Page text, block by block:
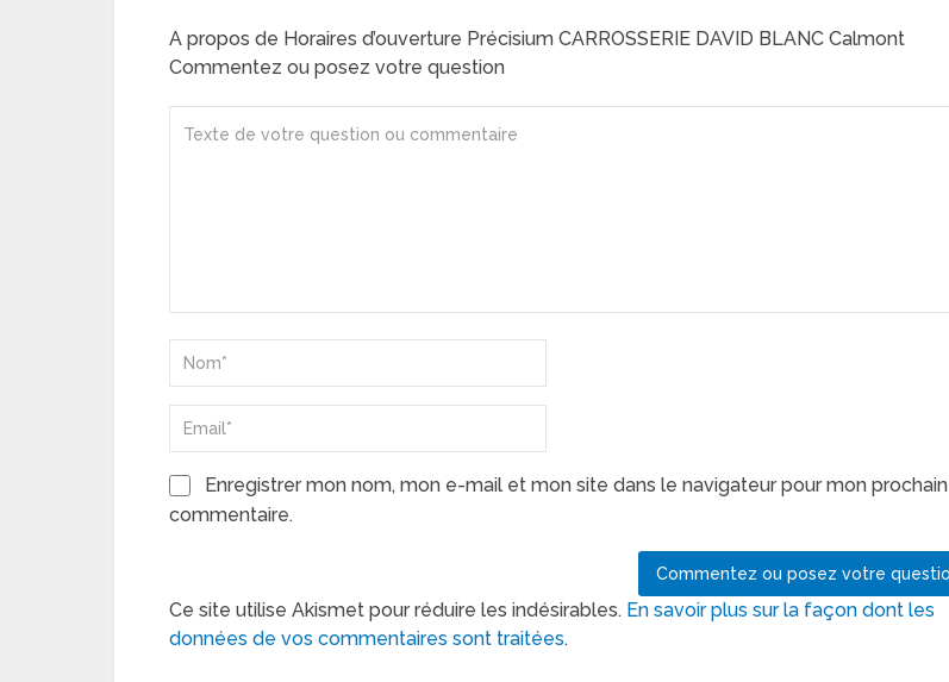
A propos de Horaires d’ouverture Précisium CARROSSERIE DAVID BLANC Calmont
Commentez ou posez votre question
Enregistrer mon nom, mon e-mail et mon site dans le navigateur pour mon prochain
commentaire.
Ce site utilise Akismet pour réduire les indésirables. En savoir plus sur la façon dont les
données de vos commentaires sont traitées.